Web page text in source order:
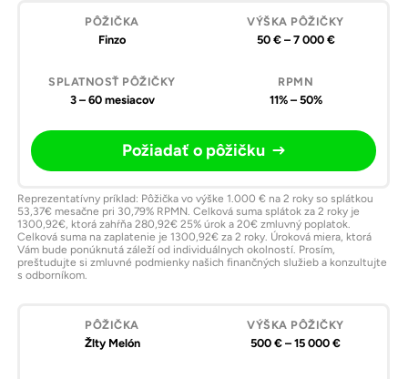
Výška
pôžičky
Splatnosť
RPMN
Požiadať
o
Finzo 50 € – 7 000 €
3 – 60 mesiacov 11% – 50%
Požiadať o pôžičku
Reprezentatívny príklad: Pôžička vo výške 1.000 € na 2 roky so splátkou
53,37€ mesačne pri 30,79% RPMN. Celková suma splátok za 2 roky je
1300,92€, ktorá zahŕňa 280,92€ 25% úrok a 20€ zmluvný poplatok.
Celková suma na zaplatenie je 1300,92€ za 2 roky. Úroková miera, ktorá
Vám bude ponúknutá záleží od individuálnych okolností. Prosím,
preštudujte si zmluvné podmienky našich finančných služieb a konzultujte
s odborníkom.
Žlty Melón 500 € – 15 000 €